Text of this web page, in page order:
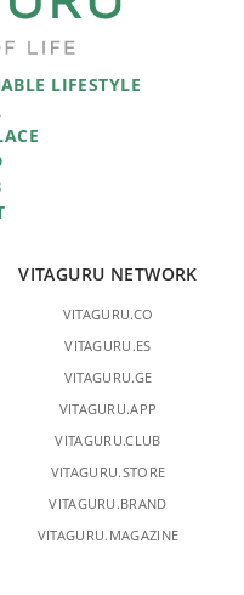
LIFESTYLE
VITAGURU NETWORK
VITAGURU.CO
VITAGURU.ES
VITAGURU.GE
VITAGURU.APP
VITAGURU.CLUB
VITAGURU.STORE
VITAGURU.BRAND
VITAGURU.MAGAZINE